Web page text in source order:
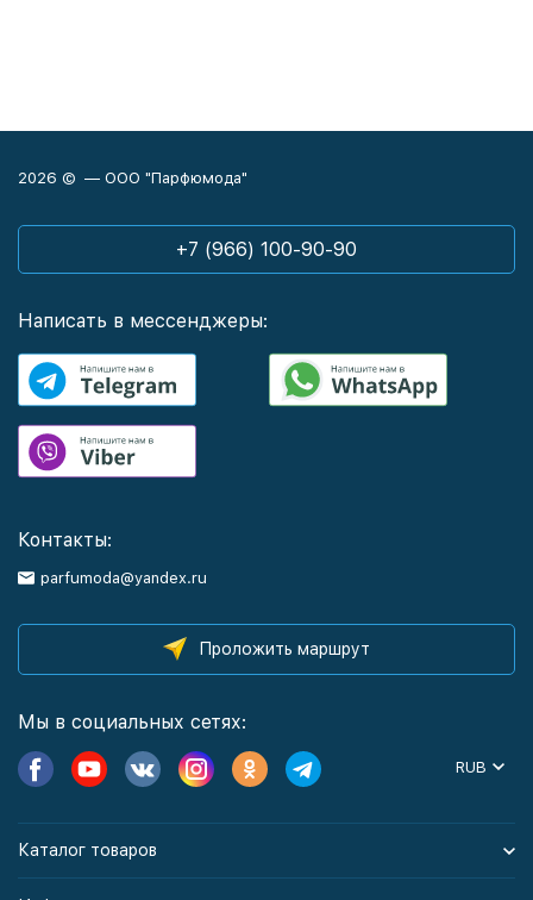
2026 © — ООО "Парфюмода"
+7 (966) 100-90-90
Написать в мессенджеры:
Контакты:
parfumoda@yandex.ru
Проложить маршрут
Мы в социальных сетях:
RUB
Каталог товаров